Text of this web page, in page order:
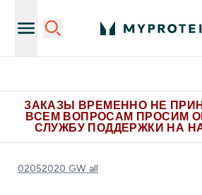
ЗАКАЗЫ ВРЕМЕННО НЕ
ВСЕМ ВОПРОСАМ ПРОСИМ
СЛУЖБУ ПОДДЕРЖКИ НА
02052020 GW all